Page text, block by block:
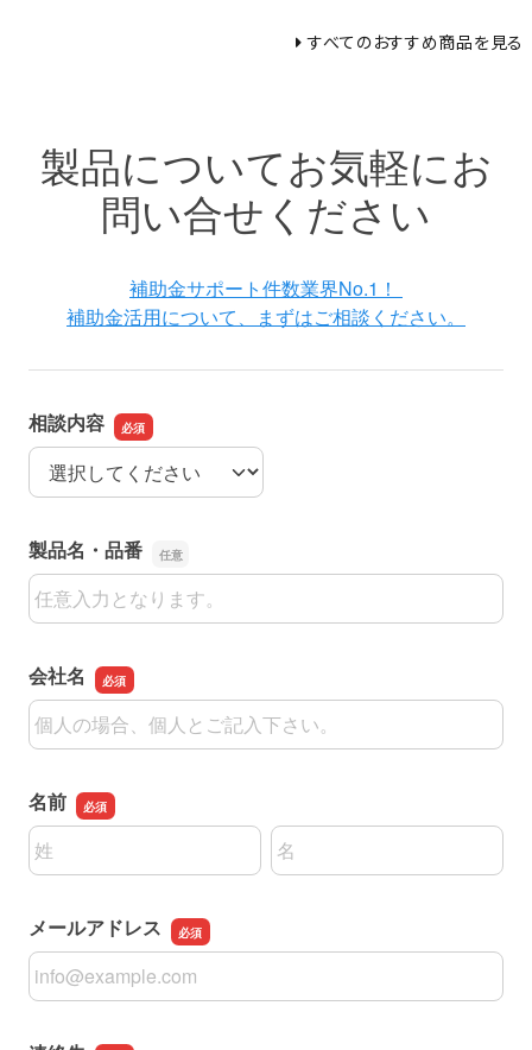
すべてのおすすめ商品を見る